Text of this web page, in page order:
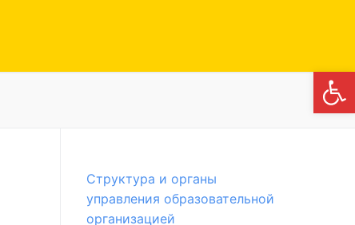
Структура и органы
управления образовательной
организацией